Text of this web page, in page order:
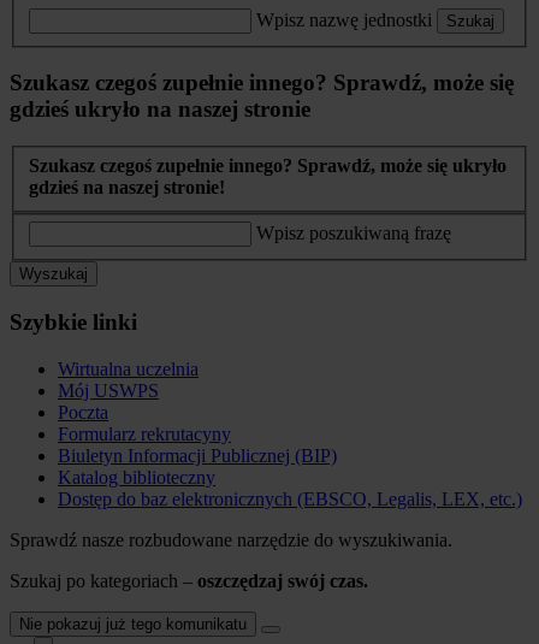
Wpisz nazwę jednostki Szukaj
Szukasz czegoś zupełnie innego? Sprawdź, może się
gdzieś ukryło na naszej stronie
Szukasz czegoś zupełnie innego? Sprawdź, może się ukryło
gdzieś na naszej stronie!
Wpisz poszukiwaną frazę
Wyszukaj
Szybkie linki
Wirtualna uczelnia
Mój USWPS
Poczta
Formularz rekrutacyny
Biuletyn Informacji Publicznej (BIP)
Katalog biblioteczny
Dostęp do baz elektronicznych (EBSCO, Legalis, LEX, etc.)
Sprawdź nasze rozbudowane narzędzie do wyszukiwania.
Szukaj po kategoriach – oszczędzaj swój czas.
Nie pokazuj już tego komunikatu